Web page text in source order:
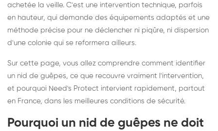
achetée la veille. C'est une intervention technique, parfois
en hauteur, qui demande des équipements adaptés et une
méthode précise pour ne déclencher ni piqûre, ni dispersion
d'une colonie qui se reformera ailleurs.
Sur cette page, vous allez comprendre comment identifier
un nid de guêpes, ce que recouvre vraiment l'intervention,
et pourquoi Need's Protect intervient rapidement, partout
en France, dans les meilleures conditions de sécurité.
Pourquoi un nid de guêpes ne doit